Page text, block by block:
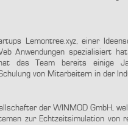
Lemontree.xyz, einer
Anwendungen spezialisiert
das Team bereits einige
von Mitarbeitern in der
der WINMOD GmbH,
zur Echtzeitsimulation von